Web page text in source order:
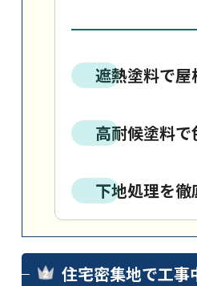
遮熱塗料で
高耐候塗料
下地処理を
住宅密集地で工事